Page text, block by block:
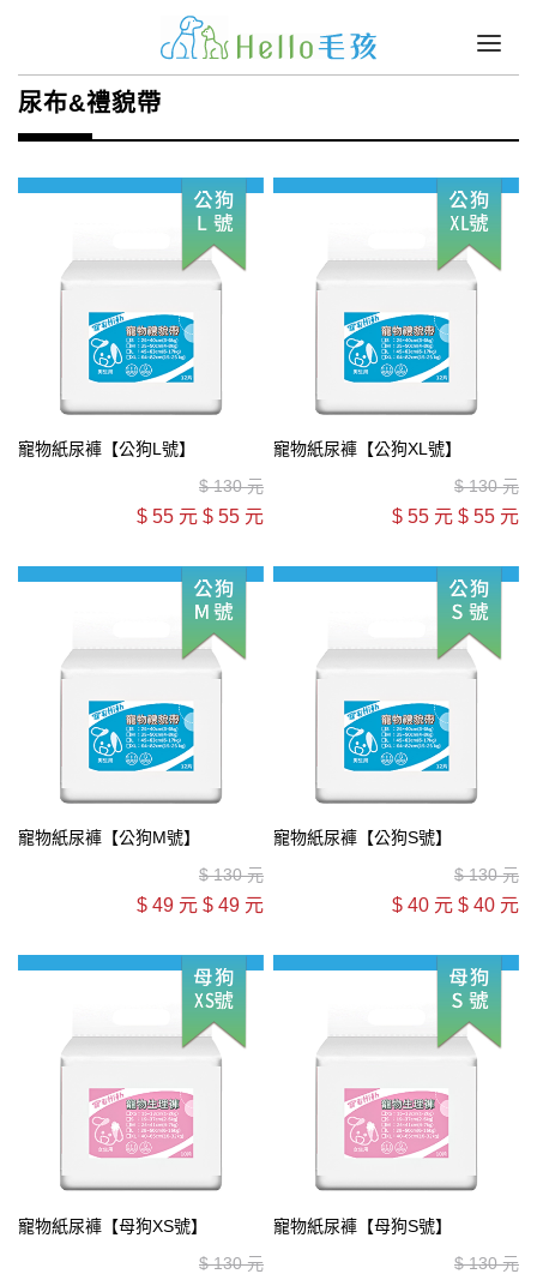
尿布&禮貌帶
寵物紙尿褲【公狗L號】
$130 元
$ 55 元 $ 55 元
寵物紙尿褲【公狗XL號】
$130 元
$ 55 元 $ 55 元
寵物紙尿褲【公狗M號】
$130 元
$ 49 元 $ 49 元
寵物紙尿褲【公狗S號】
$130 元
$ 40 元 $ 40 元
寵物紙尿褲【母狗XS號】
$130 元
寵物紙尿褲【母狗S號】
$130 元